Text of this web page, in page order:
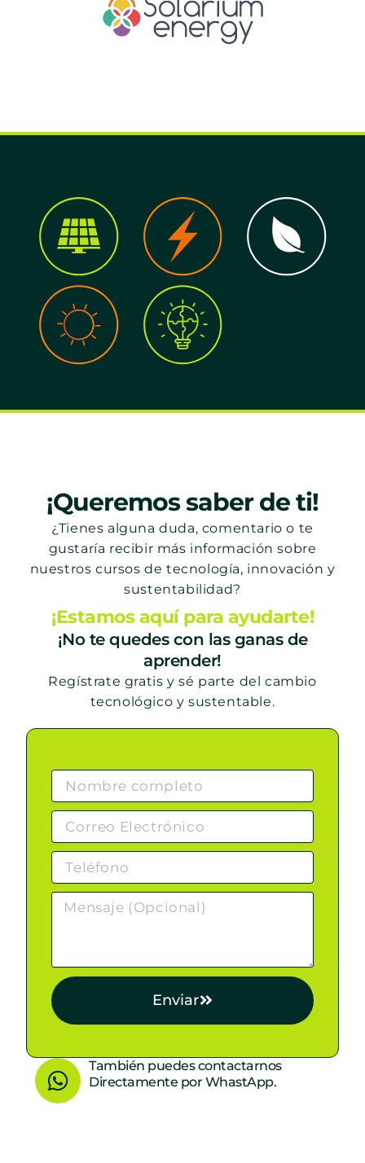
¡Queremos saber de ti!
¿Tienes alguna duda, comentario o te
gustaría recibir más información sobre
nuestros cursos de tecnología, innovación y
sustentabilidad?
¡Estamos aquí para ayudarte!
¡No te quedes con las ganas de
aprender!
Regístrate gratis y sé parte del cambio
tecnológico y sustentable.
Enviar
W
h
También puedes contactarnos
Directamente por WhastApp.